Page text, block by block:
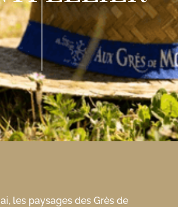
les paysages des Grès de